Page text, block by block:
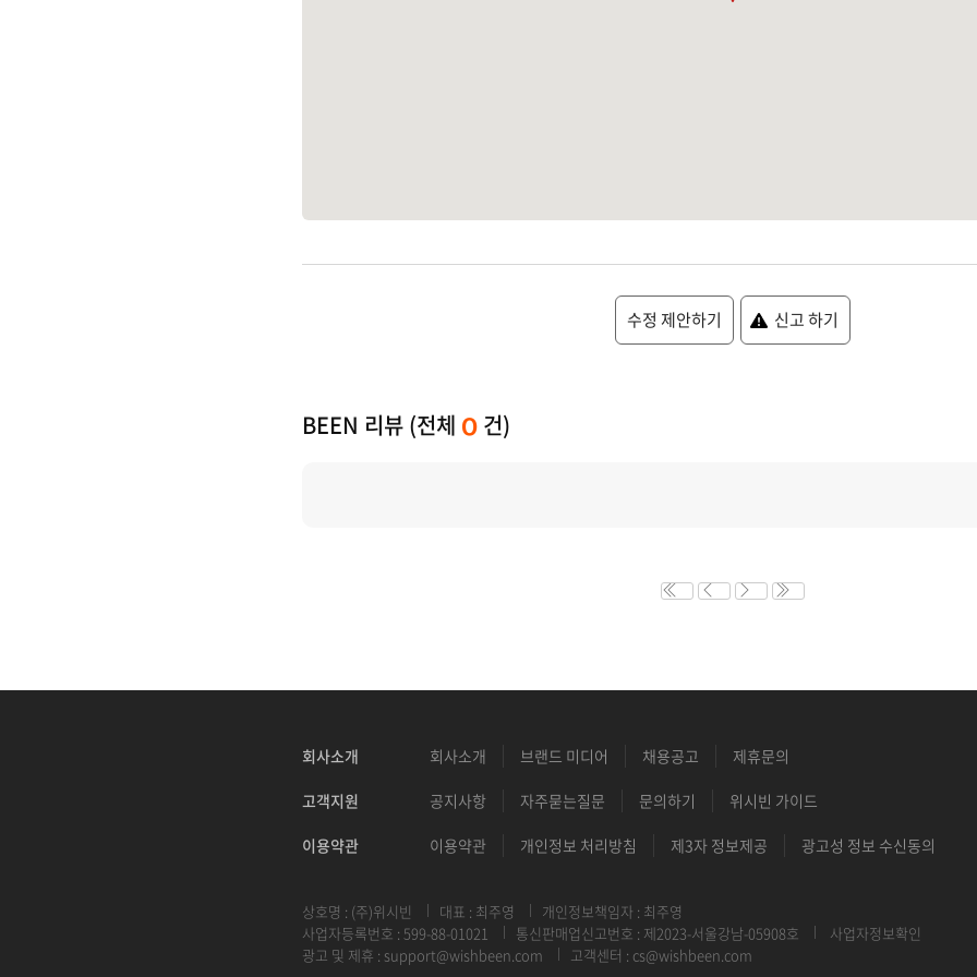
수정 제안하기 신고 하기
BEEN 리뷰 (전체 0 건)
회사소개 회사소개 브랜드 미디어 채용공고 제휴문의
고객지원 공지사항 자주묻는질문 문의하기 위시빈 가이드
이용약관 이용약관 개인정보 처리방침 제3자 정보제공 광고성 정보 수신동의
상호명 : (주)위시빈 대표 : 최주영
개인정보책임자 : 최주영
사업자등록번호 : 599-88-01021
통신판매업신고번호 : 제2023-서울강남-05908호
사업자정보확인
광고 및 제휴 : support@wishbeen.com 고객센터 : cs@wishbeen.com